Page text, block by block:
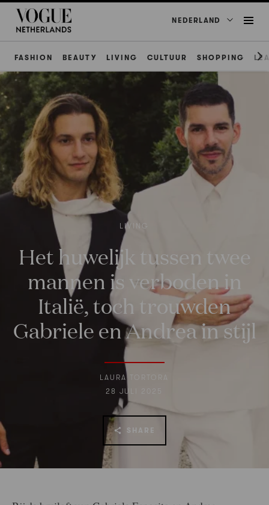
NEDERLAND
FASHION BEAUTY LIVING CULTUUR SHOPPING
LIVING
Het huwelijk tussen twee
mannen is verboden in
Italië, toch trouwden
Gabriele en Andrea in stijl
LAURA TORTORA
28 JULI 2025
SHARE